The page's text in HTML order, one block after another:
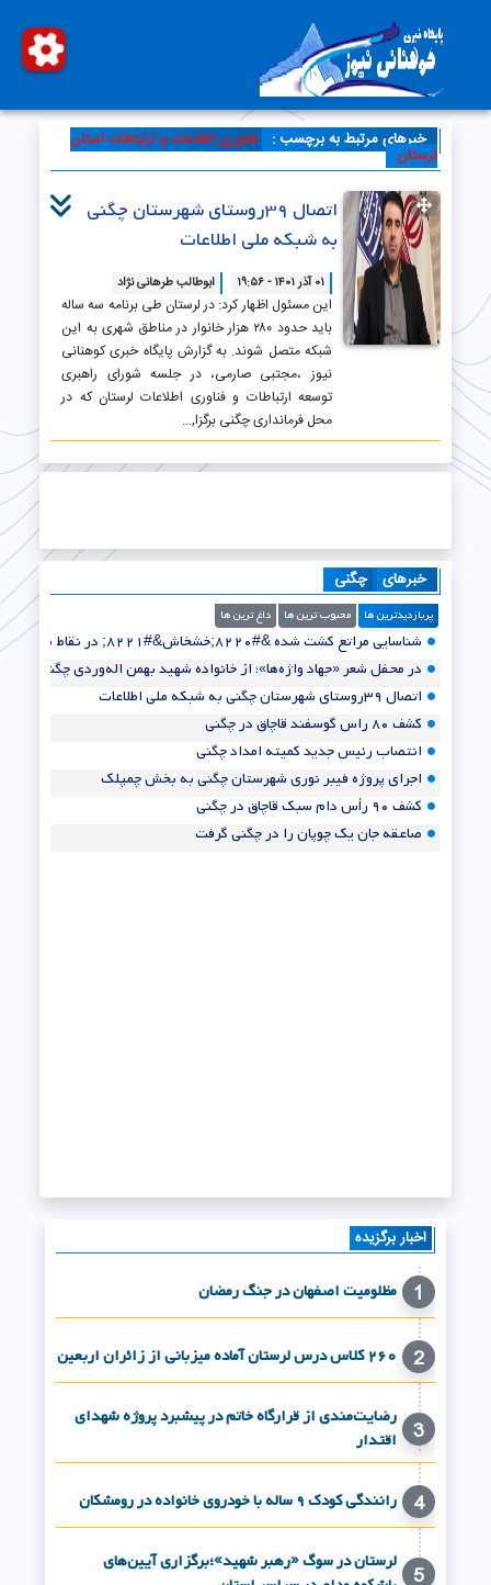
خبرهای مرتبط به برچسب : فناوری اطلاعات و ارتباطات استان
لرستان
اتصال ۳۹روستای شهرستان چگنی
به شبکه ملی اطلاعات
۰۱ آذر ۱۴۰۱ - ۱۹:۵۶ ابوطالب طرهانی نژاد
این مسئول اظهار کرد: در لرستان طی برنامه سه ساله
باید حدود ۲۸۰ هزار خانوار در مناطق شهری به این
شبکه متصل شوند. به گزارش پایگاه خبری کوهنانی
نیوز ،مجتبی صارمی، در جلسه شورای راهبری
توسعه ارتباطات و فناوری اطلاعات لرستان که در
محل فرمانداری چگنی برگزا,...
خبرهای چگنی
پربازدیدترین ها محبوب ترین ها داغ ترین ها
شناسایی مراتع کشت شده &#۸۲۲۰;خشخاش&#۸۲۲۱; در نقاط صعب العبور
در محفل شعر «جهاد واژه‌ها»؛ از خانواده شهید بهمن اله‌وردی چگنی تقدیر شد
اتصال ۳۹روستای شهرستان چگنی به شبکه ملی اطلاعات
کشف ۸۰ راس گوسفند قاچاق در چگنی
انتصاب رئیس جدید کمیته امداد چگنی
اجرای پروژه فیبر نوری شهرستان چگنی به بخش چمپلک
کشف ۹۰ رأس دام سبک قاچاق در چگنی
صاعقه جان یک چوپان را در چگنی گرفت
اخبار برگزیده
1 مظلومیت اصفهان در جنگ رمضان
2 ۲۶۰ کلاس درس لرستان آماده میزبانی از زائران اربعین
3
رضایت‌مندی از قرارگاه خاتم در پیشبرد پروژه شهدای
اقتدار
4 رانندگی کودک ۹ ساله با خودروی خانواده در رومشکان
5
لرستان در سوگ «رهبر شهید»؛برگزاری آیین‌های